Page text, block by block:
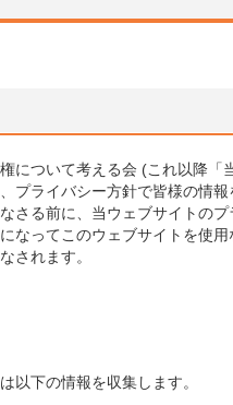
について考える会 (これ以降
プライバシー方針で皆様の情
さる前に、当ウェブサイトの
なってこのウェブサイトを使
されます。
以下の情報を収集します。